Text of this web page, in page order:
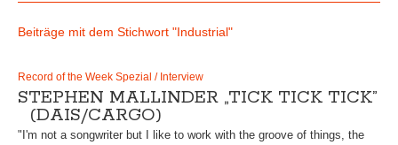
Beiträge mit dem Stichwort "Industrial"
Record of the Week Spezial / Interview
STEPHEN MALLINDER „TICK TICK TICK”
(DAIS/CARGO)
"I'm not a songwriter but I like to work with the groove of things, the